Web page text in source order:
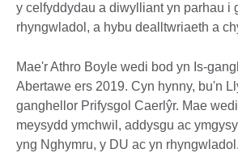
y celfyddydau a diwylliant yn parhau i
rhyngwladol, a hybu dealltwriaeth a
Mae'r Athro Boyle wedi bod yn Is-
Abertawe ers 2019. Cyn hynny, bu'n
ganghellor Prifysgol Caerlŷr. Mae
meysydd ymchwil, addysgu ac
yng Nghymru, y DU ac yn